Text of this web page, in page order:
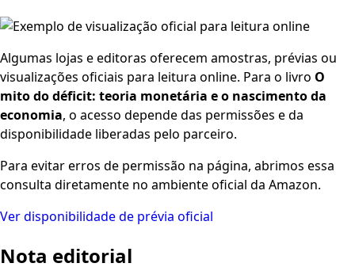
Algumas lojas e editoras oferecem amostras, prévias ou
visualizações oficiais para leitura online. Para o livro O
mito do déficit: teoria monetária e o nascimento da
economia, o acesso depende das permissões e da
disponibilidade liberadas pelo parceiro.
Para evitar erros de permissão na página, abrimos essa
consulta diretamente no ambiente oficial da Amazon.
Ver disponibilidade de prévia oficial
Nota editorial